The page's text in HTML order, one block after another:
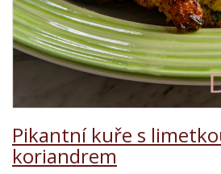
Pikantní kuře s
koriandrem